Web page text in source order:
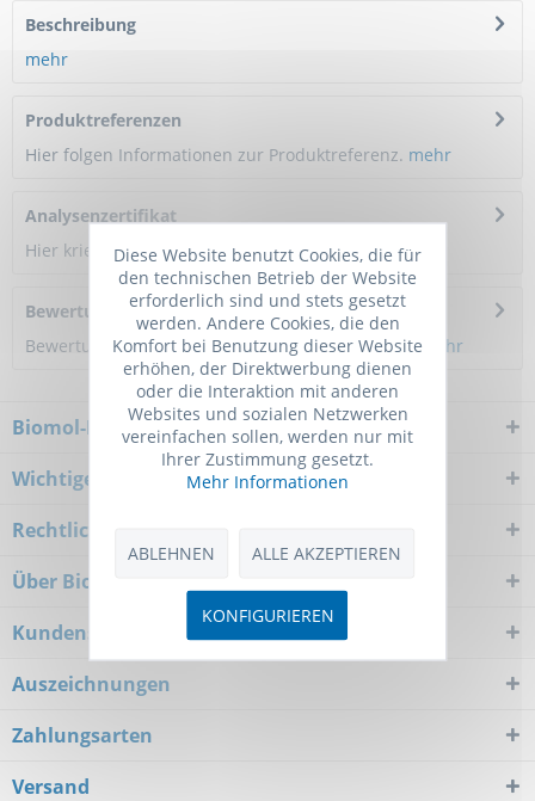
Beschreibung
mehr
Produktreferenzen
Hier folgen Informationen zur Produktreferenz. mehr
Analysenzertifikat
Hier kriegen Sie ein Zertifikat
Bewertungen
0
Bewertungen lesen, schreiben und diskutieren...mehr
Biomol-Newsletter
Wichtiger Hinweis
Rechtliches
Über Biomol
Kundenservice
Auszeichnungen
Zahlungsarten
Versand
Diese Website benutzt Cookies, die für
den technischen Betrieb der Website
erforderlich sind und stets gesetzt
werden. Andere Cookies, die den
Komfort bei Benutzung dieser Website
erhöhen, der Direktwerbung dienen
oder die Interaktion mit anderen
Websites und sozialen Netzwerken
vereinfachen sollen, werden nur mit
Ihrer Zustimmung gesetzt.
Mehr Informationen
ABLEHNEN ALLE AKZEPTIEREN
KONFIGURIEREN